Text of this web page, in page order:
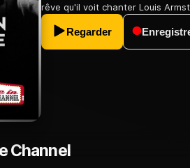
rêve qu'il voit chanter Louis
Regarder
Channel